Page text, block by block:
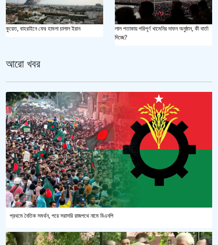
কুয়েত, বাহরাইনে ফের হামলা চালাল ইরান
লাল পতাকায় পরিপূর্ণ খামেনির দাফন অনুষ্ঠান, কী বার্তা
দিচ্ছে?
আরো খবর
প্রথমে নৈতিক সমর্থন, পরে সরাসরি রাজপথে নামে বিএনপি